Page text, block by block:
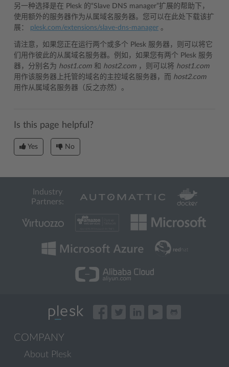
另一种选择是在 Plesk 的“Slave DNS manager”扩展的帮助下，
使用额外的服务器作为从属域名服务器。您可以在此处下载该扩
展： plesk.com/extensions/slave-dns-manager 。
请注意，如果您正在运行两个或多个 Plesk 服务器，则可以将它
们用作彼此的从属域名服务器。例如，如果您有两个 Plesk 服务
器，分别名为 host1.com 和 host2.com ，则可以将 host1.com
用作该服务器上托管的域名的主控域名服务器，而 host2.com
用作从属域名服务器（反之亦然）。
Is this page helpful?
Yes No
Industry
Partners:
COMPANY
About Plesk